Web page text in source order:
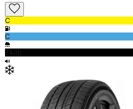
C
C
74db